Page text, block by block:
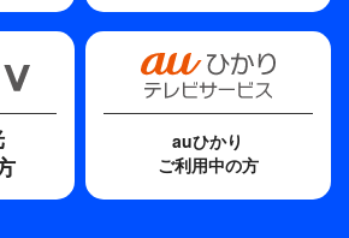
auひかり
ご利用中の方